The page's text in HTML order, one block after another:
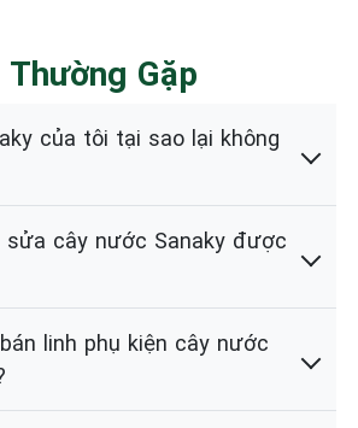
Gặp
của tôi tại sao lại không
sửa cây nước Sanaky được
linh phụ kiện cây nước